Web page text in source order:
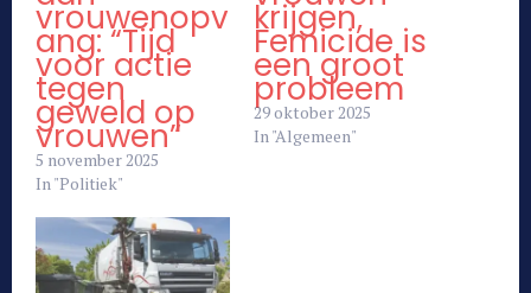
vrouwenopv
ang: “Tijd
voor actie
tegen
geweld op
vrouwen”
5 november 2025
In "Politiek"
krijgen,
Femicide is
een groot
probleem
29 oktober 2025
In "Algemeen"